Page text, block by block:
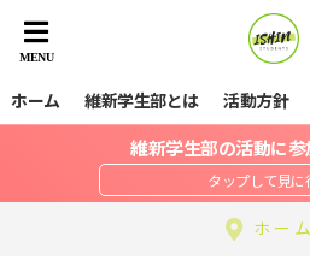
ホーム 維新学生部とは 活動方針
維新学生部の活動に参
ホーム